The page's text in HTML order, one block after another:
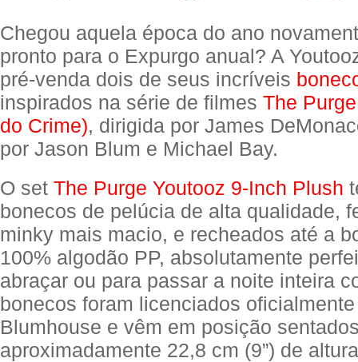
Chegou aquela época do ano
pronto para o Expurgo anual? A
pré-venda dois de seus incríveis
inspirados na série de filmes The
do Crime), dirigida por James
por Jason Blum e Michael Bay.
O set The Purge Youtooz 9-Inch Plush
bonecos de pelúcia de alta qualidade,
minky mais macio, e recheados até a
100% algodão PP, absolutamente
abraçar ou para passar a noite inteira
bonecos foram licenciados
Blumhouse e vêm em posição
aproximadamente 22,8 cm (9”) de altura